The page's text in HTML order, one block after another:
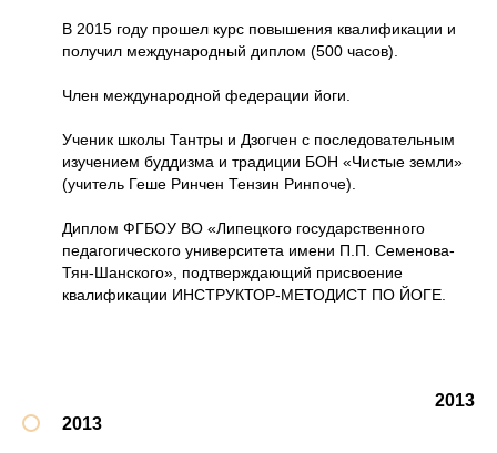
В 2015 году прошел курс повышения квалификации и
получил международный диплом (500 часов).
Член международной федерации йоги.
Ученик школы Тантры и Дзогчен с последовательным
изучением буддизма и традиции БОН «Чистые земли»
(учитель Геше Ринчен Тензин Ринпоче).
Диплом ФГБОУ ВО «Липецкого государственного
педагогического университета имени П.П. Семенова-
Тян-Шанского», подтверждающий присвоение
квалификации ИНСТРУКТОР-МЕТОДИСТ ПО ЙОГЕ.
2013
2013